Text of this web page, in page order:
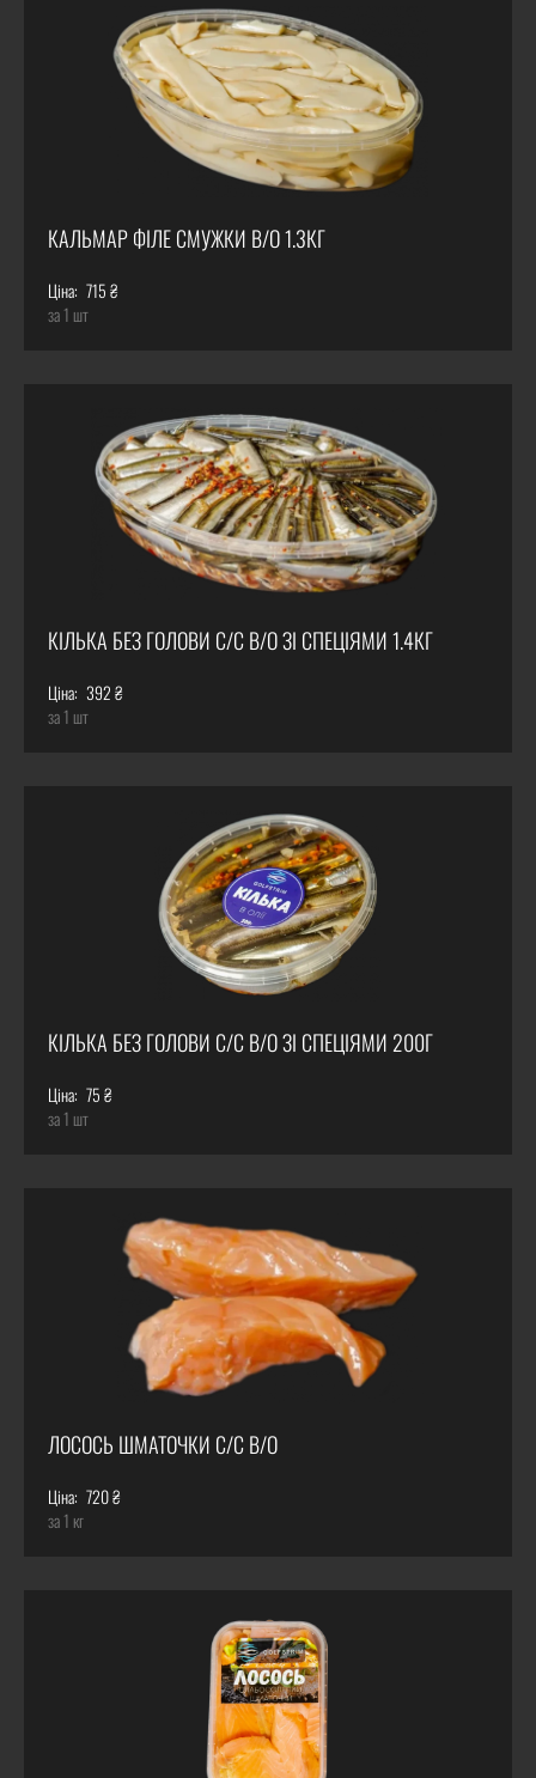
КАЛЬМАР ФІЛЕ СМУЖКИ В/О 1.3КГ
Ціна: 715 ₴
за 1 шт
КІЛЬКА БЕЗ ГОЛОВИ С/С В/О ЗІ СПЕЦІЯМИ 1.4КГ
Ціна: 392 ₴
за 1 шт
КІЛЬКА БЕЗ ГОЛОВИ С/С В/О ЗІ СПЕЦІЯМИ 200Г
Ціна: 75 ₴
за 1 шт
ЛОСОСЬ ШМАТОЧКИ С/С В/О
Ціна: 720 ₴
за 1 кг